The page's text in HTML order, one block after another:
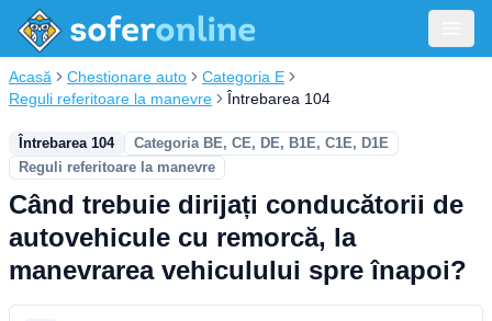
Acasă Chestionare auto
Categoria E
Reguli referitoare la manevre
Întrebarea 104
Întrebarea 104
Categoria BE, CE, DE, B1E, C1E, D1E
Reguli referitoare la manevre
Când trebuie dirijați conducătorii de
autovehicule cu remorcă, la
manevrarea vehiculului spre înapoi?